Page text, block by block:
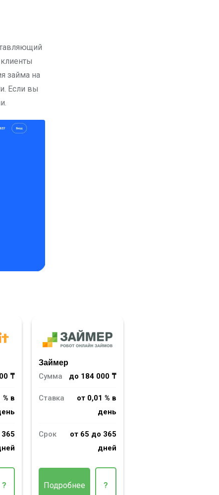
займа на
Если вы
₸
% в
?
Займер
Сумма
до 184 000 ₸
Ставка
от 0,01 % в
день
Срок
от 65 до 365
дней
Подробнее ?